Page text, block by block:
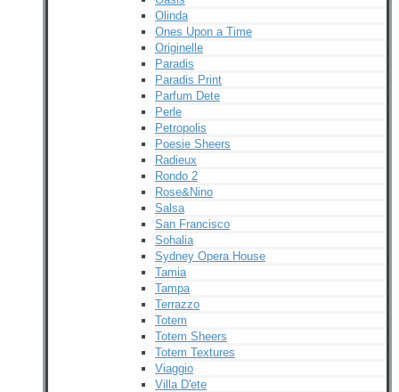
Olinda
Ones Upon a Time
Originelle
Paradis
Paradis Print
Parfum Dete
Perle
Petropolis
Poesie Sheers
Radieux
Rondo 2
Rose&Nino
Salsa
San Francisco
Sohalia
Sydney Opera House
Tamia
Tampa
Terrazzo
Totem
Totem Sheers
Totem Textures
Viaggio
Villa D'ete